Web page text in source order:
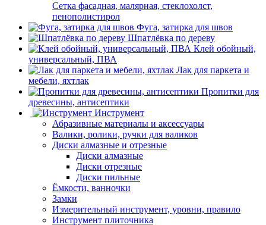
Сетка фасадная, малярная, стеклохолст,
пенополистирол
Фуга, затирка для швов
Шпатлёвка по дереву
Клей обойный,
универсальный, ПВА
Лак для паркета и
мебели, яхтлак
Пропитки для
древесины, антисептики
Инструмент
Абразивные материалы и аксессуары
Валики, ролики, ручки для валиков
Диски алмазные и отрезные
Диски алмазные
Диски отрезные
Диски пильные
Ёмкости, ванночки
Замки
Измерительный инструмент, уровни, правило
Инструмент плиточника